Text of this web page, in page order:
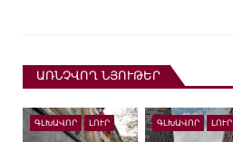
ԱՌՆՉՎՈՂ ՆՅՈՒԹԵՐ
ԳԼԽԱՎՈՐ ԼՈՒՐ ԳԼԽԱՎՈՐ ԼՈՒՐ